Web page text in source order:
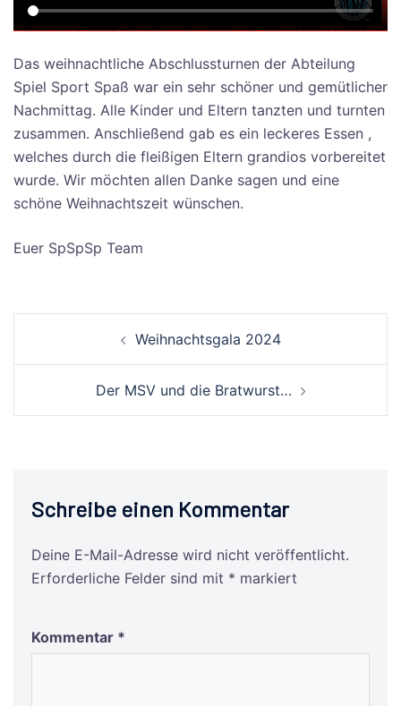
Das weihnachtliche Abschlussturnen der Abteilung
Spiel Sport Spaß war ein sehr schöner und gemütlicher
Nachmittag. Alle Kinder und Eltern tanzten und turnten
zusammen. Anschließend gab es ein leckeres Essen ,
welches durch die fleißigen Eltern grandios vorbereitet
wurde. Wir möchten allen Danke sagen und eine
schöne Weihnachtszeit wünschen.
Euer SpSpSp Team
Weihnachtsgala 2024
Der MSV und die Bratwurst…
Schreibe einen Kommentar
Deine E-Mail-Adresse wird nicht veröffentlicht.
Erforderliche Felder sind mit * markiert
Kommentar *